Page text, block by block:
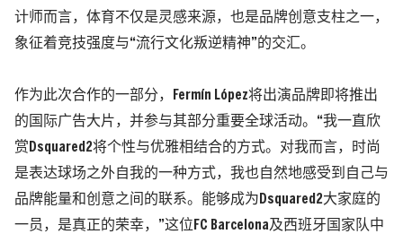
计师而言，体育不仅是灵感来源，也是品牌创意支柱之一，
象征着竞技强度与“流行文化叛逆精神”的交汇。
作为此次合作的一部分，Fermín López将出演品牌即将推出
的国际广告大片，并参与其部分重要全球活动。“我一直欣
赏Dsquared2将个性与优雅相结合的方式。对我而言，时尚
是表达球场之外自我的一种方式，我也自然地感受到自己与
品牌能量和创意之间的联系。能够成为Dsquared2大家庭的
一员，是真正的荣幸，”这位FC Barcelona及西班牙国家队中